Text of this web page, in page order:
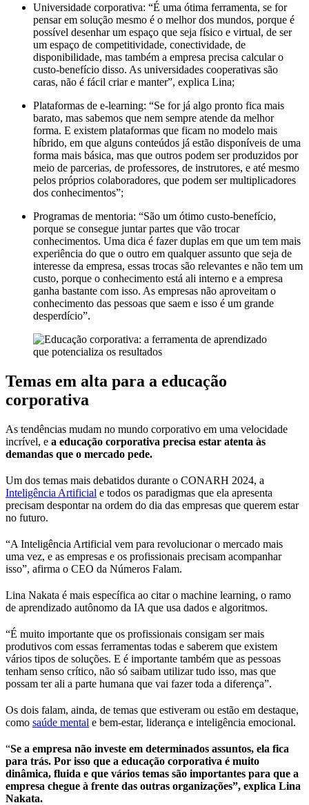
Universidade corporativa: “É uma ótima ferramenta, se for
pensar em solução mesmo é o melhor dos mundos, porque é
possível desenhar um espaço que seja físico e virtual, de ser
um espaço de competitividade, conectividade, de
disponibilidade, mas também a empresa precisa calcular o
custo-benefício disso. As universidades cooperativas são
caras, não é fácil criar e manter”, explica Lina;
Plataformas de e-learning: “Se for já algo pronto fica mais
barato, mas sabemos que nem sempre atende da melhor
forma. E existem plataformas que ficam no modelo mais
híbrido, em que alguns conteúdos já estão disponíveis de uma
forma mais básica, mas que outros podem ser produzidos por
meio de parcerias, de professores, de instrutores, e até mesmo
pelos próprios colaboradores, que podem ser multiplicadores
dos conhecimentos”;
Programas de mentoria: “São um ótimo custo-benefício,
porque se consegue juntar partes que vão trocar
conhecimentos. Uma dica é fazer duplas em que um tem mais
experiência do que o outro em qualquer assunto que seja de
interesse da empresa, essas trocas são relevantes e não tem um
custo, porque o conhecimento está ali interno e a empresa
ganha bastante com isso. As empresas não aproveitam o
conhecimento das pessoas que saem e isso é um grande
desperdício”.
Temas em alta para a educação
corporativa
As tendências mudam no mundo corporativo em uma velocidade
incrível, e a educação corporativa precisa estar atenta às
demandas que o mercado pede.
Um dos temas mais debatidos durante o CONARH 2024, a
Inteligência Artificial e todos os paradigmas que ela apresenta
precisam despontar na ordem do dia das empresas que querem estar
no futuro.
“A Inteligência Artificial vem para revolucionar o mercado mais
uma vez, e as empresas e os profissionais precisam acompanhar
isso”, afirma o CEO da Números Falam.
Lina Nakata é mais específica ao citar o machine learning, o ramo
de aprendizado autônomo da IA que usa dados e algoritmos.
“É muito importante que os profissionais consigam ser mais
produtivos com essas ferramentas todas e saberem que existem
vários tipos de soluções. E é importante também que as pessoas
tenham senso crítico, não só saibam utilizar tudo isso, mas que
possam ter ali a parte humana que vai fazer toda a diferença”.
Os dois falam, ainda, de temas que estiveram ou estão em destaque,
como saúde mental e bem-estar, liderança e inteligência emocional.
“Se a empresa não investe em determinados assuntos, ela fica
para trás. Por isso que a educação corporativa é muito
dinâmica, fluida e que vários temas são importantes para que a
empresa chegue à frente das outras organizações”, explica Lina
Nakata.